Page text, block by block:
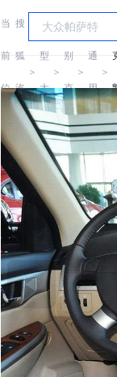
当
前
位
搜
狐
汽
车
＞
车
型
大
全
＞
别
克
＞
汽
通
用
克
＞